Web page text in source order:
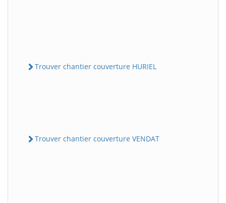
Trouver chantier couverture HURIEL
Trouver chantier couverture VENDAT